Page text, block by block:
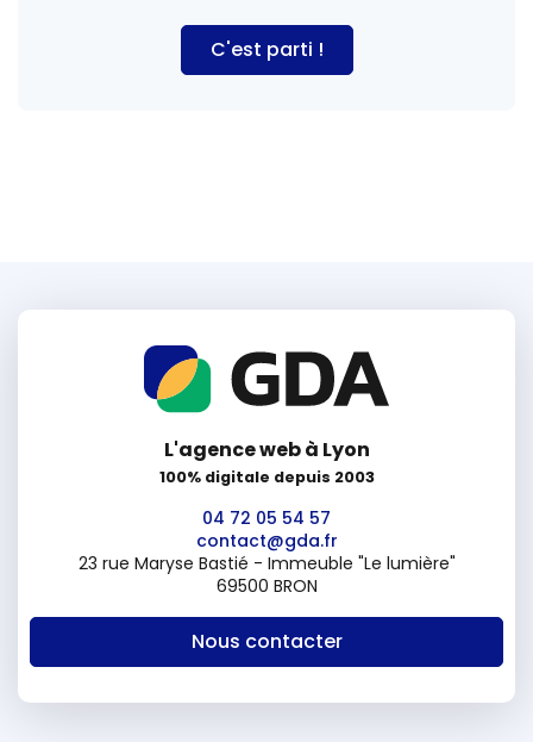
C'est parti !
L'agence web à Lyon
100% digitale depuis 2003
04 72 05 54 57
contact@gda.fr
23 rue Maryse Bastié - Immeuble "Le lumière"
69500 BRON
Nous contacter